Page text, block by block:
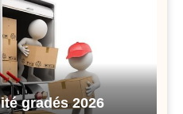
gradés 2026